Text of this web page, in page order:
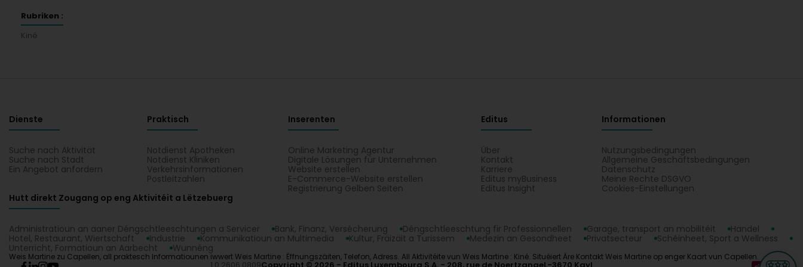
Rubriken :
Kiné
Dienste
Suche nach Aktivität
Suche nach Stadt
Ein Angebot anfordern
Praktisch
Notdienst Apotheken
Notdienst Kliniken
Verkehrsinformationen
Postleitzahlen
Inserenten
Online Marketing Agentur
Digitale Lösungen für Unternehmen
Website erstellen
E-Commerce-Website erstellen
Registrierung Gelben Seiten
Editus
Über
Kontakt
Karriere
Editus myBusiness
Editus Insight
Informationen
Nutzungsbedingungen
Allgemeine Geschäftsbedingungen
Datenschutz
Meine Rechte DSGVO
Cookies-Einstellungen
Hutt direkt Zougang op eng Aktivitéit a Lëtzebuerg
Administratioun an aaner Déngschtleeschtungen a Servicer Bank, Finanz, Versécherung Déngschtleeschtung fir Professionnellen Garage, transport an mobilitéit
Handel
Hotel, Restaurant, Wiertschaft
Industrie Kommunikatioun an Multimedia Kultur, Fräizäit a Turissem Medezin an Gesondheet Privatsecteur
Schéinheet, Sport a Wellness
Unterricht, Formatioun an Aarbecht
Wunnéng
Weis Martine zu Capellen, all praktesch Informatiounen iwwert Weis Martine : Ëffnungszäiten, Telefon, Adress. All Aktivitéite vun Weis Martine : Kiné. Situéiert Äre Kontakt Weis Martine op enger Kaart vun Capellen.